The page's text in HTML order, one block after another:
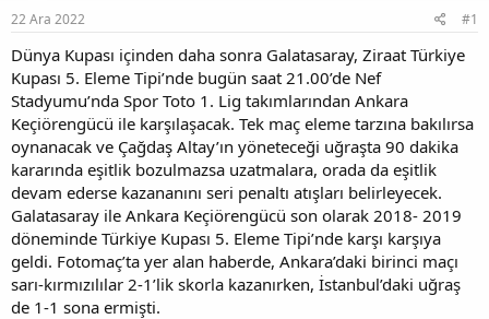
b
a
ş
a
t
a
n
ç
t
a
r
i
h
i
22 Ara 2022 #1
Dünya Kupası içinden daha sonra Galatasaray, Ziraat Türkiye
Kupası 5. Eleme Tipi’nde bugün saat 21.00’de Nef
Stadyumu’nda Spor Toto 1. Lig takımlarından Ankara
Keçiörengücü ile karşılaşacak. Tek maç eleme tarzına bakılırsa
oynanacak ve Çağdaş Altay’ın yöneteceği uğraşta 90 dakika
kararında eşitlik bozulmazsa uzatmalara, orada da eşitlik
devam ederse kazananını seri penaltı atışları belirleyecek.
Galatasaray ile Ankara Keçiörengücü son olarak 2018- 2019
döneminde Türkiye Kupası 5. Eleme Tipi’nde karşı karşıya
geldi. Fotomaç’ta yer alan haberde, Ankara’daki birinci maçı
sarı-kırmızılılar 2-1’lik skorla kazanırken, İstanbul’daki uğraş
de 1-1 sona ermişti.